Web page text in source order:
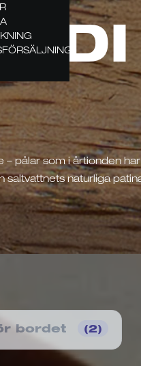
DI
pålar som i årtionden
naturliga
bordet (2)